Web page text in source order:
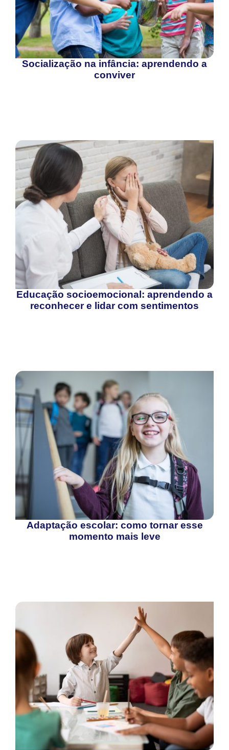
Socialização na infância: aprendendo a
conviver
Educação socioemocional: aprendendo a
reconhecer e lidar com sentimentos
Adaptação escolar: como tornar esse
momento mais leve